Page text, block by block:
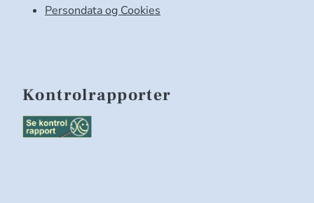
Persondata og Cookies
Kontrolrapporter